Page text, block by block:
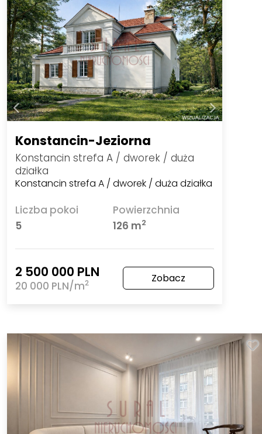
Konstancin-Jeziorna
Konstancin strefa A / dworek / duża
działka
Konstancin strefa A / dworek / duża działka
Liczba pokoi
5
Powierzchnia
126 m2
2 500 000 PLN
20 000 PLN/m2 Zobacz